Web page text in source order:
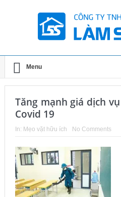
Menu
Tăng mạnh giá dịch
Covid 19
In: Mẹo vặt hữu ích No Comments